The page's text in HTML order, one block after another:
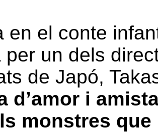
en el conte
per un dels
de Japó,
d’amor i
monstres